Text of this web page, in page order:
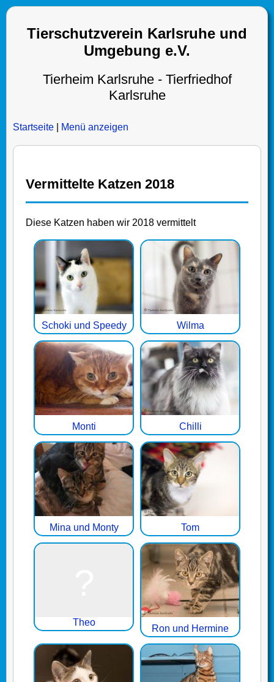
Tierschutzverein Karlsruhe und
Umgebung e.V.
Tierheim Karlsruhe - Tierfriedhof
Karlsruhe
Startseite Menü anzeigen
Vermittelte Katzen 2018
Diese Katzen haben wir 2018 vermittelt
Schoki und Speedy Wilma
Monti Chilli
Mina und Monty Tom
Theo
Ron und Hermine